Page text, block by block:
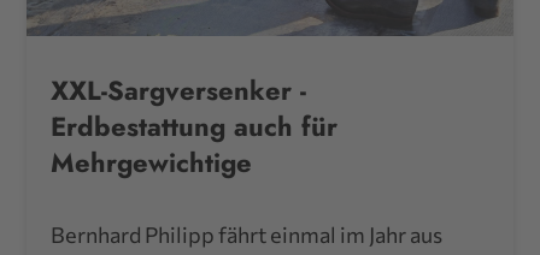
XXL-Sargversenker -
Erdbestattung auch für
Mehrgewichtige
Bernhard Philipp fährt einmal im Jahr aus